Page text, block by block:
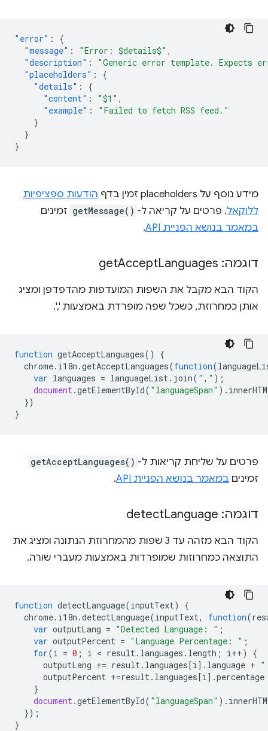
"error" :
{
"message" : "Error: $details$" ,
"description" :
"Generic error template. Expects
"placeholders" :
{
"details" :
{
"content" : "$1" ,
"example" :
"Failed to fetch RSS feed."
}
}
}
מידע נוסף על placeholders זמין בדף
הודעות ספציפיות
ללוקאל. פרטים על קריאה ל- getMessage() זמינים
במאמר בנושא הפניית API
.
דוגמה: get AcceptLanguages
הקוד הבא מקבל את השפות המועדפות מהדפדפן ומציג
אותן כמחרוזת, כשכל שפה מופרדת באמצעות ','.
function getAcceptLanguages()
{
chrome. i18n .getAcceptLanguages(function(
var languages = languageList. join( "," );
document.getElementById( "languageSpan" ).
})
}
פרטים על שליחת קריאות ל- getAcceptLanguages()
זמינים במאמר בנושא הפניית API .
דוגמה: detect Language
הקוד הבא מזהה עד 3 שפות מהמחרוזת הנתונה ומציג את
התוצאה כמחרוזות שמופרדות באמצעות מעברי שורה.
function detectLanguage(inputText)
{
chrome. i18n .detectLanguage(inputText, function(
var outputLang = "Detected Language: " ;
var outputPercent = "Language Percentage: " ;
for(i = 0 ; i < result. languages . length ; i++)
{
outputLang += result. languages[i]. language +
outputPercent +=result. languages[i].percentage
}
document.getElementById( "languageSpan" ).
});
}